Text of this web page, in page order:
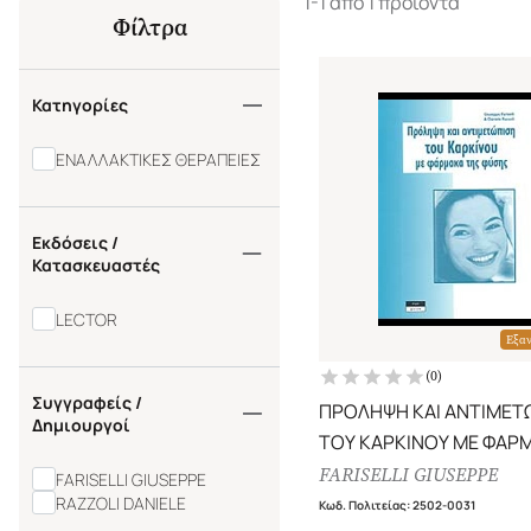
Φίλτρα
Κατηγορίες
ΕΝΑΛΛΑΚΤΙΚΕΣ ΘΕΡΑΠΕΙΕΣ
Εκδόσεις /
Κατασκευαστές
LECTOR
Συγγραφείς /
Δημιουργοί
FARISELLI GIUSEPPE
RAZZOLI DANIELE
(0)
ΠΡΟΛΗΨΗ ΚΑΙ
ΤΟΥ ΚΑΡΚΙΝΟΥ ΜΕ
ΤΗΣ ΦΥΣΗΣ
FARISELLI GIUSEPPE
Κωδ. Πολιτείας:2502-0031